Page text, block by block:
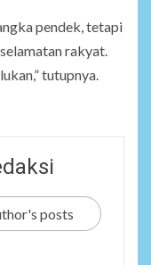
pendek, tetapi
rakyat.
tutupnya.
posts